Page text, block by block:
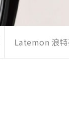
Latemon 浪特